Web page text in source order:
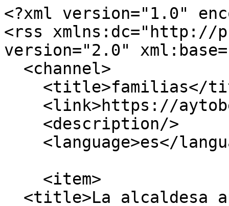
<?xml version="1.0"
<rss xmlns:dc="http://
version="2.0"